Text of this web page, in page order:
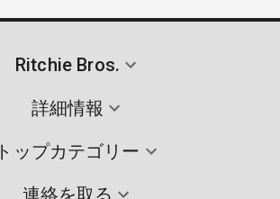
Ritchie Bros.
詳細情報
トップカテゴリー
連絡を取る